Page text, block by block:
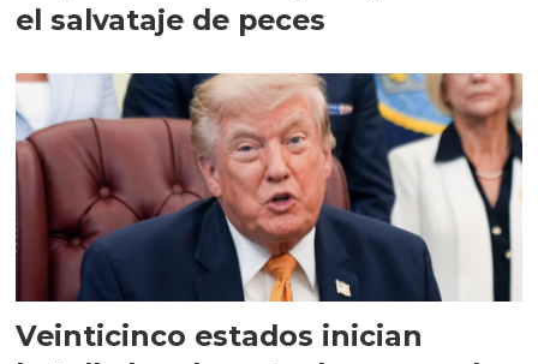
el salvataje de peces
Veinticinco estados inician